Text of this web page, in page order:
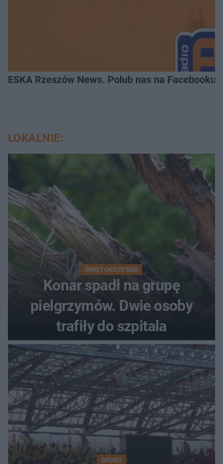
ESKA Rzeszów News. Polub nas na Facebooku!
LOKALNIE:
ŚWIĘTOKRZYSKIE
Konar spadł na grupę
pielgrzymów. Dwie osoby
trafiły do szpitala
SPORT